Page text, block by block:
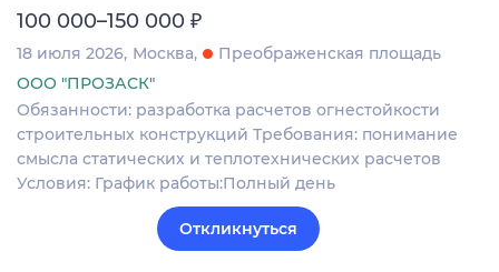
100 000–150 000 ₽
18 июля 2026 Москва
Преображенская площадь
ООО "ПРОЗАСК"
Обязанности: разработка расчетов огнестойкости
строительных конструкций Требования: понимание
смысла статических и теплотехнических расчетов
Условия: График работы:Полный день
Откликнуться